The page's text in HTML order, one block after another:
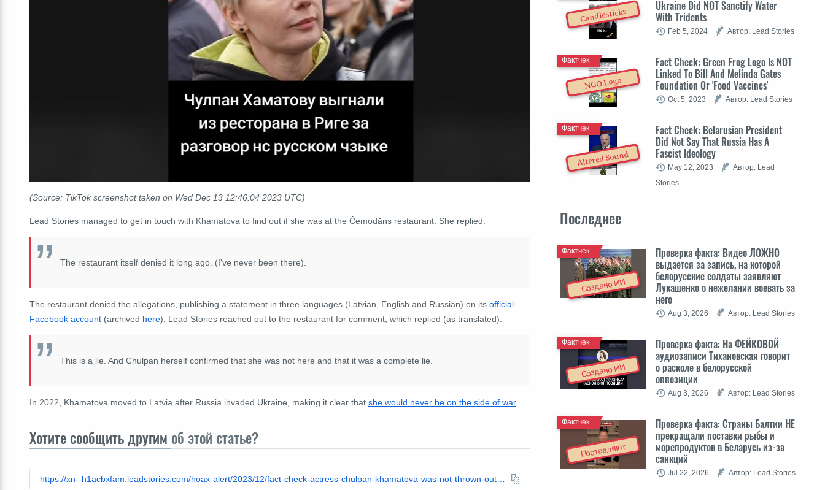
(Source: TikTok screenshot taken on Wed Dec 13 12:46:04 2023 UTC)
Lead Stories managed to get in touch with Khamatova to find out if she was at the Čemodāns restaurant. She replied:
The restaurant itself denied it long ago. (I've never been there).
The restaurant denied the allegations, publishing a statement in three languages (Latvian, English and Russian) on its official
Facebook account (archived here). Lead Stories reached out to the restaurant for comment, which replied (as translated):
This is a lie. And Chulpan herself confirmed that she was not here and that it was a complete lie.
In 2022, Khamatova moved to Latvia after Russia invaded Ukraine, making it clear that she would never be on the side of war.
Хотите сообщить другим об этой статье?
Candlesticks
Ukraine Did NOT Sanctify Water
With Tridents
Feb 5, 2024 Автор: Lead Stories
NGO Logo
Fact Check: Green Frog Logo Is NOT
Linked To Bill And Melinda Gates
Foundation Or 'Food Vaccines'
Фактчек
Oct 5, 2023 Автор: Lead Stories
Altered Sound
Fact Check: Belarusian President
Did Not Say That Russia Has A
Fascist Ideology
Фактчек
May 12, 2023
Автор: Lead
Stories
Последнее
Создано ИИ
Проверка факта: Видео ЛОЖНО
выдается за запись, на которой
белорусские солдаты заявляют
Лукашенко о нежелании воевать за
него
Фактчек
Aug 3, 2026 Автор: Lead Stories
Создано ИИ
Проверка факта: На ФЕЙКОВОЙ
аудиозаписи Тихановская говорит
о расколе в белорусской
оппозиции
Фактчек
Aug 3, 2026 Автор: Lead Stories
Поставляют
Проверка факта: Cтраны Балтии НЕ
прекращали поставки рыбы и
морепродуктов в Беларусь из-за
санкций
Фактчек
Jul 22, 2026 Автор: Lead Stories